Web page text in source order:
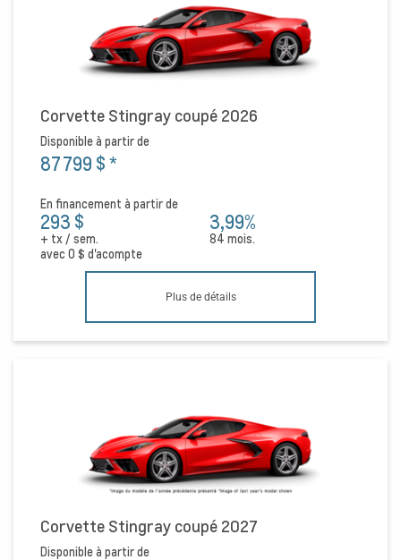
Corvette Stingray coupé 2026
Disponible à partir de
87 799 $*
En financement à partir de
293 $
+ tx / sem.
3,99%
84 mois.
avec0 $ d'acompte
Plus de détails
Corvette Stingray coupé 2027
Disponible à partir de